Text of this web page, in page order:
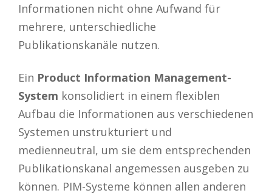
Informationen nicht ohne Aufwand für
mehrere, unterschiedliche
Publikationskanäle nutzen.
Ein Product Information Management-
System konsolidiert in einem flexiblen
Aufbau die Informationen aus verschiedenen
Systemen unstrukturiert und
medienneutral, um sie dem entsprechenden
Publikationskanal angemessen ausgeben zu
können. PIM-Systeme können allen anderen